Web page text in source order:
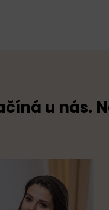
u nás.